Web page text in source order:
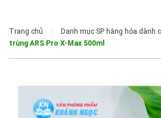
Trang chủ Danh mục SP hàng hóa dành
trùng ARS Pro X-Max 500ml